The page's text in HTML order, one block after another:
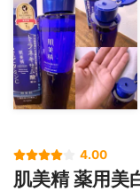
4.00
肌美精 薬用美